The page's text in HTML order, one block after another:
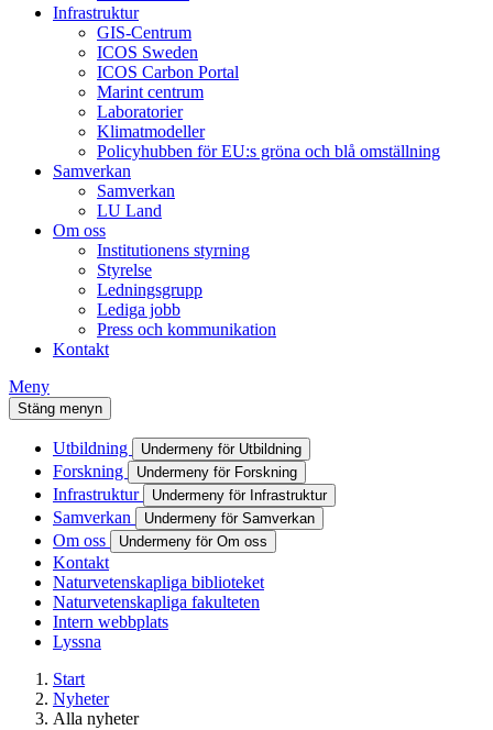
Infrastruktur
GIS-Centrum
ICOS Sweden
ICOS Carbon Portal
Marint centrum
Laboratorier
Klimatmodeller
Policyhubben för EU:s gröna och blå omställning
Samverkan
Samverkan
LU Land
Om oss
Institutionens styrning
Styrelse
Ledningsgrupp
Lediga jobb
Press och kommunikation
Kontakt
Meny
Stäng menyn
Utbildning Undermeny för Utbildning
Forskning Undermeny för Forskning
Infrastruktur Undermeny för Infrastruktur
Samverkan Undermeny för Samverkan
Om oss Undermeny för Om oss
Kontakt
Naturvetenskapliga biblioteket
Naturvetenskapliga fakulteten
Intern webbplats
Lyssna
Start
Nyheter
Alla nyheter